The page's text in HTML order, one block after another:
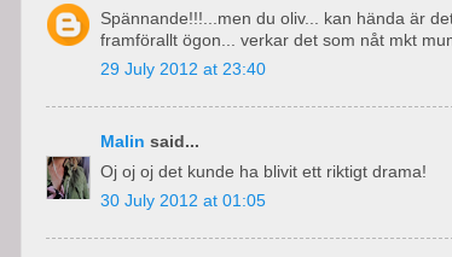
Spännande!!!...men du oliv... kan hända är
framförallt ögon... verkar det som nåt mkt
29 July 2012 at 23:40
Malin said...
Oj oj oj det kunde ha blivit ett riktigt drama!
30 July 2012 at 01:05